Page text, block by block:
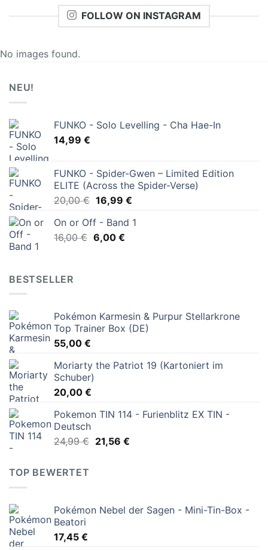
FOLLOW ON INSTAGRAM
No images found.
NEU!
FUNKO - Solo Levelling - Cha Hae-In
14,99 €
FUNKO - Spider-Gwen – Limited Edition
ELITE (Across the Spider-Verse)
20,00€ Ursprünglicher
war:
20,00 €
16,99 €Aktueller
ist:
On or Off - Band 1
16,00€ Ursprünglicher
6,00 €Aktueller
BESTSELLER
Pokémon Karmesin & Purpur Stellarkrone
Top Trainer Box (DE)
55,00 €
Moriarty the Patriot 19 (Kartoniert im
Schuber)
20,00 €
Pokemon TIN 114 - Furienblitz EX TIN -
Deutsch
24,99€ Ursprünglicher
21,56 €Aktueller
TOP BEWERTET
Pokémon Nebel der Sagen - Mini-Tin-Box -
Beatori
17,45 €